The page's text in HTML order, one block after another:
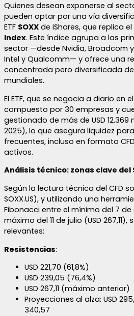
Quienes desean exponerse al
pueden optar por una vía
ETF SOXX de iShares, que replica el
Index. Este índice agrupa a las
sector —desde Nvidia, Broadcom y
Intel y Qualcomm— y ofrece una
concentrada pero diversificada
mundiales.
El ETF, que se negocia a diario en
compuesto por 30 empresas y
gestionado de más de USD 12.369
2025), lo que asegura liquidez
frecuentes, incluso en formato
activos.
Análisis técnico: zonas clave del
Según la lectura técnica del CFD
SOXX.US), y utilizando una
Fibonacci entre el mínimo del 7 de
máximo del 11 de julio (USD
relevantes:
Resistencias:
USD 221,70 (61,8%)
USD 239,05 (76,4%)
USD 267,11 (máximo anterior)
Proyecciones al alza: USD
340,57